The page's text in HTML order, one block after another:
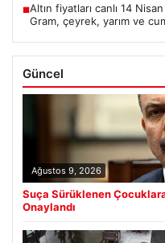
■Altın fiyatları canlı 14
Gram, çeyrek, yarım ve
Güncel
Ağustos 9, 2026
Suça Sürüklenen
Onaylandı